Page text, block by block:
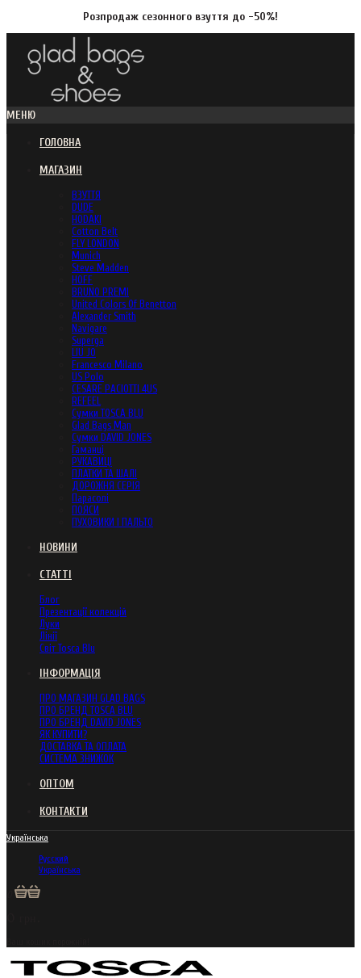
Розпродаж сезонного взуття до -50%!
МЕНЮ
ГОЛОВНА
МАГАЗИН
ВЗУТТЯ
DUDE
HODAKI
Cotton Belt
FLY LONDON
Munich
Steve Madden
HOFF
BRUNO PREMI
United Colors Of Benetton
Alexander Smith
Navigare
Superga
LIU JO
Francesco Milano
US Polo
CESARE PACIOTTI 4US
REFEEL
Сумки TOSCA BLU
Glad Bags Man
Сумки DAVID JONES
Гаманці
РУКАВИЦІ
ПЛАТКИ ТА ШАЛІ
ДОРОЖНЯ СЕРІЯ
Парасолі
ПОЯСИ
ПУХОВИКИ І ПАЛЬТО
НОВИНИ
СТАТТІ
Блог
Презентації колекцій
Луки
Лінії
Світ Tosca Blu
ІНФОРМАЦІЯ
ПРО МАГАЗИН GLAD BAGS
ПРО БРЕНД TOSCA BLU
ПРО БРЕНД DAVID JONES
ЯК КУПИТИ?
ДОСТАВКА ТА ОПЛАТА
СИСТЕМА ЗНИЖОК
ОПТОМ
КОНТАКТИ
Українська
Русский
Українська